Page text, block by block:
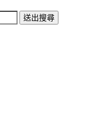
送出搜尋